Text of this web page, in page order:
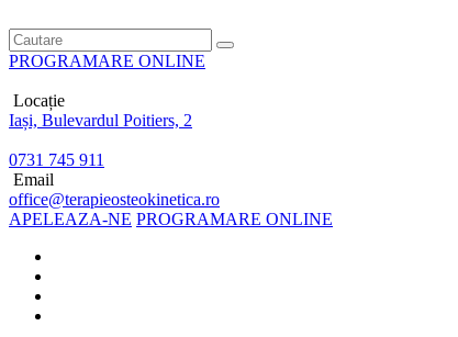
PROGRAMARE ONLINE
Locație
Iași, Bulevardul Poitiers, 2
0731 745 911
Email
office@terapieosteokinetica.ro
APELEAZA-NE PROGRAMARE ONLINE